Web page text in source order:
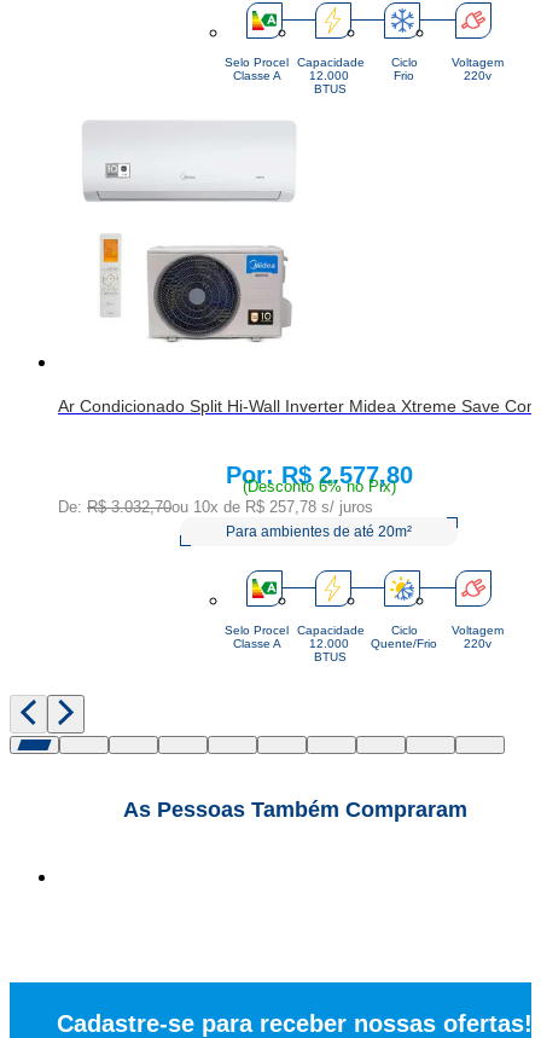
Selo Procel
Classe A
Capacidade
12.000
BTUS
Ciclo
Frio
Voltagem
220v
Ar Condicionado Split Hi-Wall Inverter Midea Xtreme Save
Price:
R$ 2.577,80
(Desconto 6% no Pix)
De: R$ 3.032,70ou 10x de R$ 257,78 s/ juros
Para ambientes de até 20m²
Selo Procel
Classe A
Capacidade
12.000
BTUS
Ciclo
Quente/Frio
Voltagem
220v
As Pessoas Também Compraram
Cadastre-se para receber nossas ofertas!